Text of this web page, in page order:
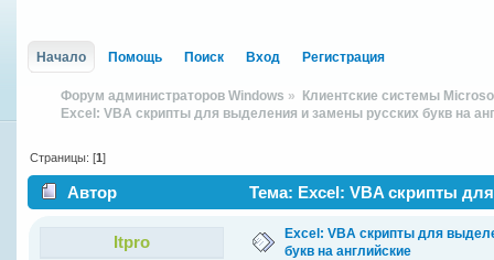
Начало Помощь Поиск Вход Регистрация
Форум администраторов Windows »
Клиентские системы
Excel: VBA скрипты для выделения и замены русских букв на
Страницы: [1]
Автор
Тема: Excel: VBA скрипты
Itpro
Excel: VBA скрипты для
букв на английские